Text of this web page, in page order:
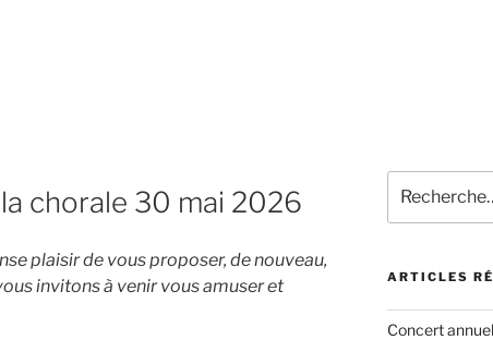
chorale 30 mai 2026
plaisir de vous proposer, de nouveau,
invitons à venir vousamuser et
pour
:
ARTICLES
Concert